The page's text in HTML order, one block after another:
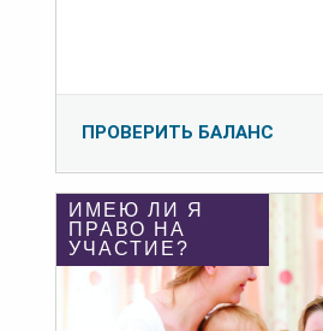
ПРОВЕРИТЬ БАЛАНС
ИМЕЮ ЛИ Я
ПРАВО НА
УЧАСТИЕ?